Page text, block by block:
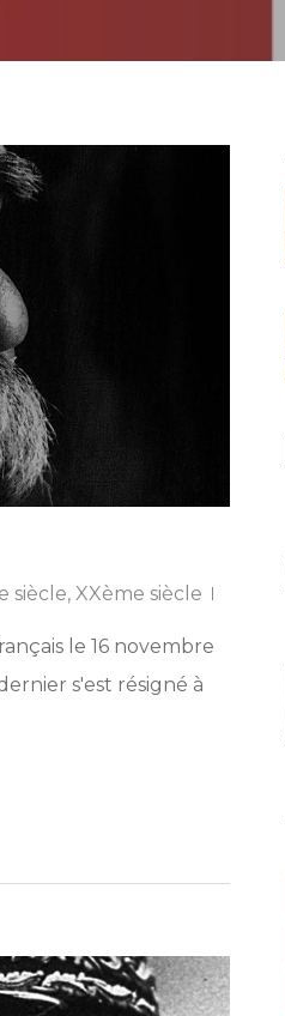
siècle, XXème siècle
le 16 novembre
s'est résigné à